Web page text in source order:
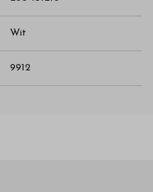
Wit
9912